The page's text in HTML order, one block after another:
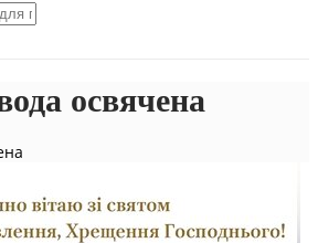
освячена